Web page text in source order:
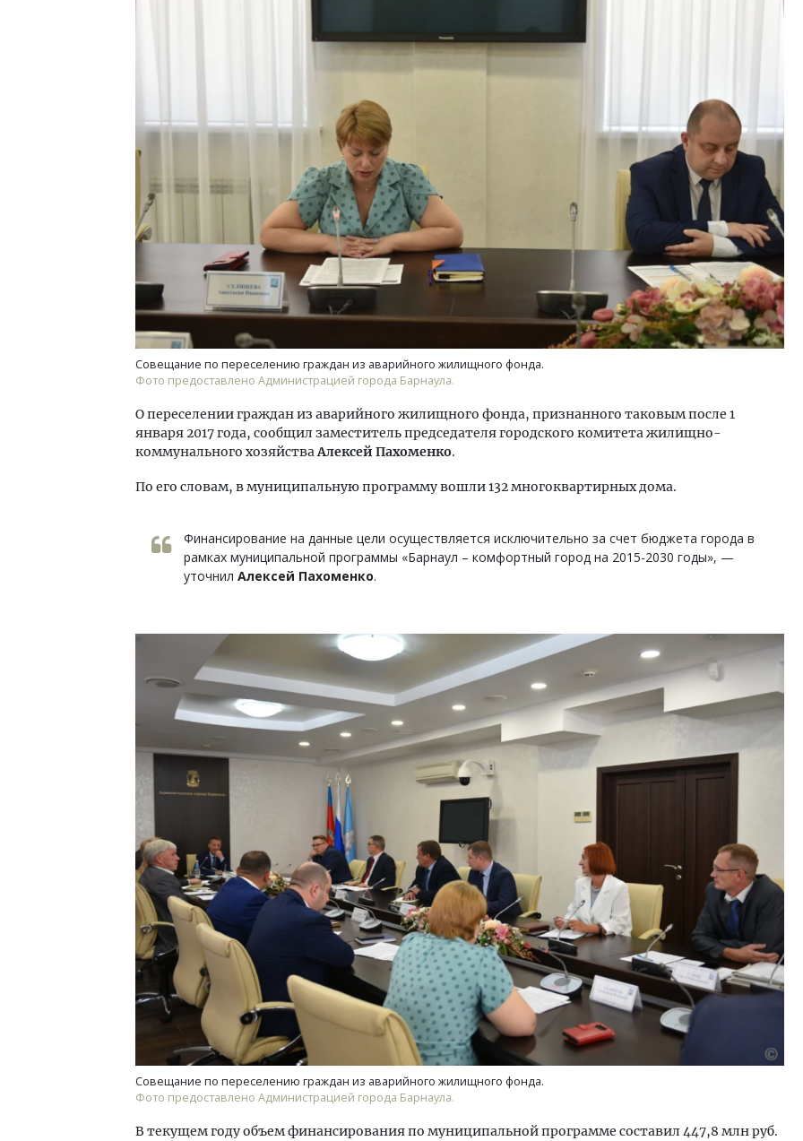
Совещание по переселению граждан из аварийного жилищного фонда.
Фото предоставлено Администрацией города Барнаула.
О переселении граждан из аварийного жилищного фонда, признанного таковым после 1
января 2017 года, сообщил заместитель председателя городского комитета жилищно-
коммунального хозяйстваАлексей Пахоменко.
По его словам, в муниципальную программу вошли 132 многоквартирных дома.
Финансирование на данные цели осуществляется исключительно за счет бюджета города в
рамках муниципальной программы «Барнаул – комфортный город на 2015-2030 годы», —
уточнил Алексей Пахоменко.
Совещание по переселению граждан из аварийного жилищного фонда.
Фото предоставлено Администрацией города Барнаула.
В текущем году объем финансирования по муниципальной программе составил 447,8 млн руб.